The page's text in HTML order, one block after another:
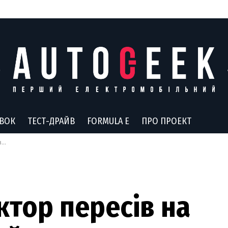
ТЕСТ-ДРАЙВ FORMULA E ПРО ПРОЕКТ
пересів на